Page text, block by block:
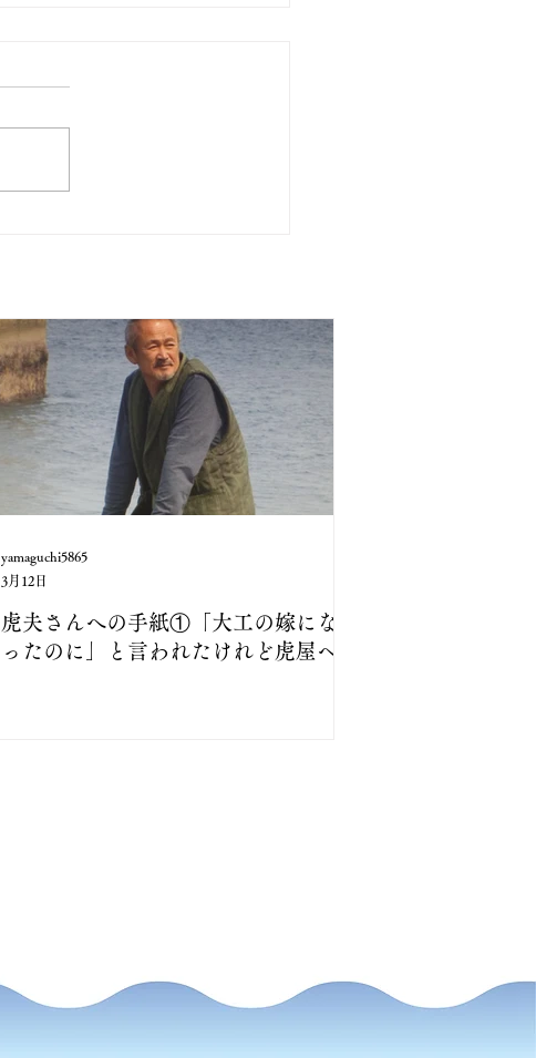
虎夫さんへの手紙①「大工の嫁にな
ったのに」と言われたけれど虎屋へ
yamaguchi5865
3月12日